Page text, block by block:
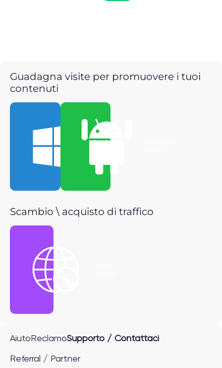
Guadagna visite per promuovere i tuoi
contenuti
Scarica per
Scambio \ acquisto di traffico
Aiuto ReclamoSupporto / Contattaci
Referral / Partner